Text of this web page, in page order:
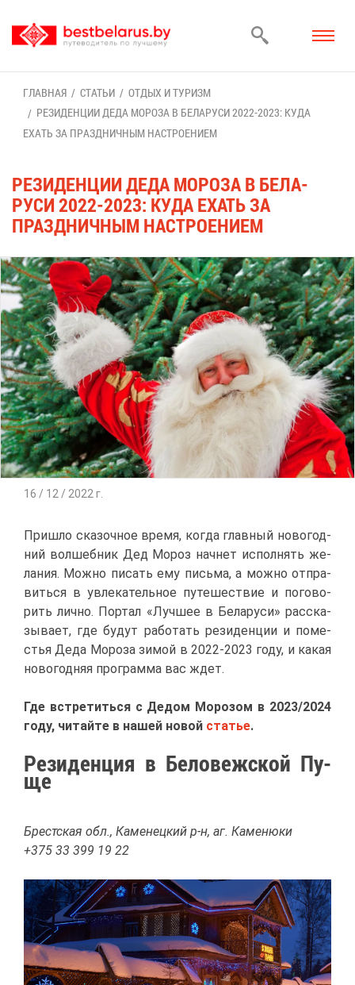
ГЛАВ­НАЯ СТА­ТЬИ
ОТ­ДЫХ И ТУ­РИЗМ
РЕ­ЗИ­ДЕН­ЦИИ ДЕ­ДА МО­РО­ЗА В БЕ­ЛА­РУ­СИ 2022-2023: КУ­ДА
ЕХАТЬ ЗА ПРАЗД­НИЧ­НЫМ НА­СТРО­Е­НИ­ЕМ
РЕ­ЗИ­ДЕН­ЦИИ ДЕ­ДА МО­РО­ЗА В БЕ­ЛА­
РУ­СИ 2022-2023: КУ­ДА ЕХАТЬ ЗА
ПРАЗД­НИЧ­НЫМ НА­СТРО­Е­НИ­ЕМ
16 / 12 / 2022 г.
При­шло ска­зоч­ное вре­мя, ко­гда глав­ный но­во­год­
ний вол­шеб­ник Дед Мо­роз нач­нет ис­пол­нять же­
ла­ния. Мож­но пи­сать ему пись­ма, а мож­но от­пра­
вить­ся в увле­ка­тель­ное пу­те­ше­ствие и по­го­во­
рить лич­но. Пор­тал «Луч­шее в Бе­ла­ру­си» рас­ска­
зы­ва­ет, где бу­дут ра­бо­тать ре­зи­ден­ции и по­ме­
стья Де­да Мо­ро­за зи­мой в 2022-2023 го­ду, и ка­кая
но­во­год­няя про­грам­ма вас ждет.
Где встре­тить­ся с Де­дом Мо­ро­зом в 2023/2024
го­ду, чи­тай­те в на­шей но­вой ста­тье.
Ре­зи­ден­ция в Бе­ло­веж­ской Пу­
ще
Брест­ская обл., Ка­ме­нец­кий р-н, аг. Ка­ме­ню­ки
+375 33 399 19 22